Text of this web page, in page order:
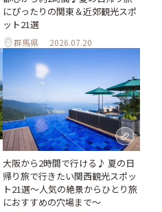
にぴったりの関東＆近郊観光スポ
ット21選
群馬県 2026.07.20
大阪から2時間で行ける♪ 夏の日
帰り旅で行きたい関西観光スポッ
ト21選～人気の絶景からひとり旅
におすすめの穴場まで～